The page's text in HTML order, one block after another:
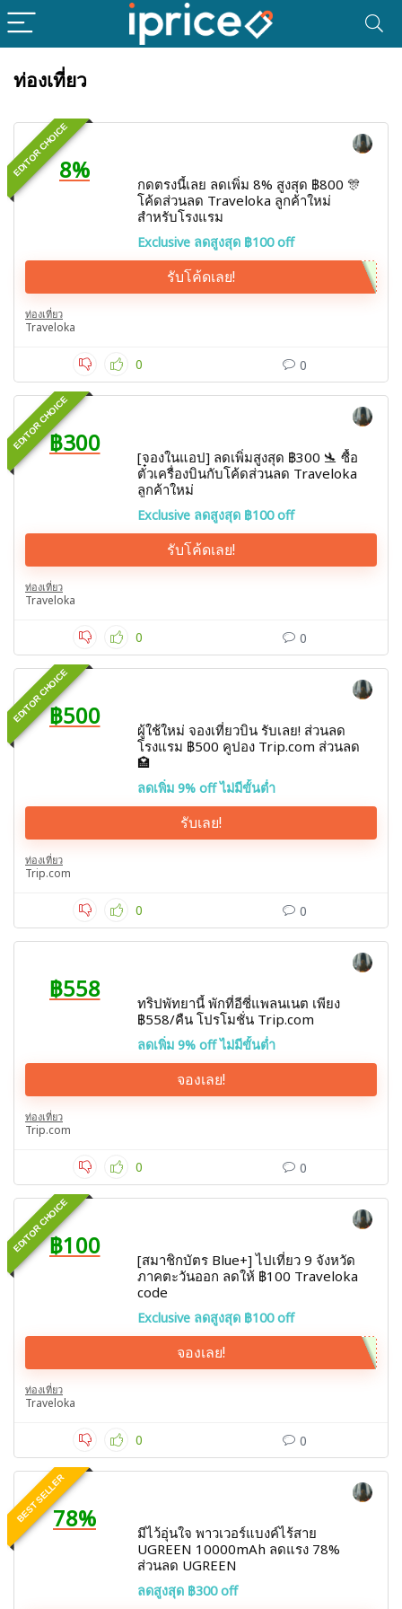
ท่องเที่ยว
EDITOR CHOICE8%
กดตรงนี้เลย ลดเพิ่ม 8% สูงสุด ฿800 🎊
โค้ดส่วนลด Traveloka ลูกค้าใหม่
สำหรับโรงแรม
Exclusive ลดสูงสุด ฿100 off
รับโค้ดเลย!
ท่องเที่ยว
Traveloka
0 0
EDITOR CHOICE฿300
[จองในแอป] ลดเพิ่มสูงสุด ฿300 🛬 ซื้อ
ตั๋วเครื่องบินกับโค้ดส่วนลด Traveloka
ลูกค้าใหม่
Exclusive ลดสูงสุด ฿100 off
รับโค้ดเลย!
ท่องเที่ยว
Traveloka
0 0
EDITOR CHOICE฿500
ผู้ใช้ใหม่ จองเที่ยวบิน รับเลย! ส่วนลด
โรงแรม ฿500 คูปอง Trip.com ส่วนลด
🏩
ลดเพิ่ม 9% off ไม่มีขั้นต่ำ
รับเลย!
ท่องเที่ยว
Trip.com
0 0
฿558
ทริปพัทยานี้ พักที่อีซี่แพลนเนต เพียง
฿558/คืน โปรโมชั่น Trip.com
ลดเพิ่ม 9% off ไม่มีขั้นต่ำ
จองเลย!
ท่องเที่ยว
Trip.com
0 0
EDITOR CHOICE฿100
[สมาชิกบัตร Blue+] ไปเที่ยว 9 จังหวัด
ภาคตะวันออก ลดให้ ฿100 Traveloka
code
Exclusive ลดสูงสุด ฿100 off
จองเลย!
ท่องเที่ยว
Traveloka
0 0
BEST SELLER78%
มีไว้อุ่นใจ พาวเวอร์แบงค์ไร้สาย
UGREEN 10000mAh ลดแรง 78%
ส่วนลด UGREEN
ลดสูงสุด ฿300 off